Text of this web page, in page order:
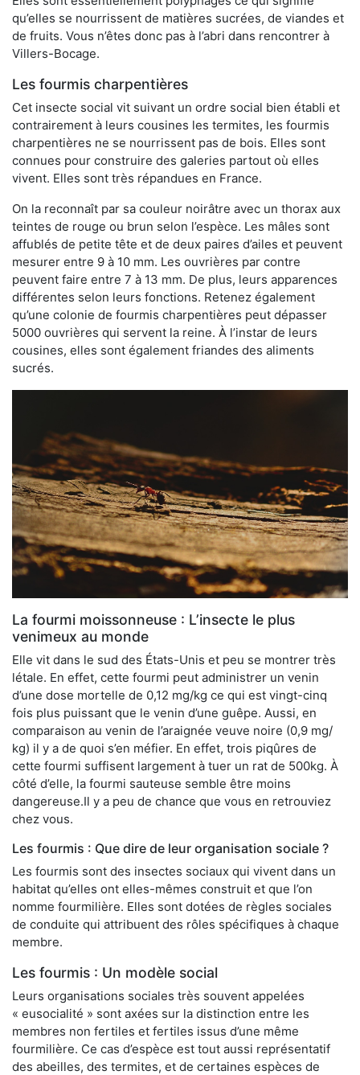
qu’elles se nourrissent de matières sucrées, de viandes et
de fruits. Vous n’êtes donc pas à l’abri dans rencontrer à
Villers-Bocage.
Les fourmis charpentières
Cet insecte social vit suivant un ordre social bien établi et
contrairement à leurs cousines les termites, les fourmis
charpentières ne se nourrissent pas de bois. Elles sont
connues pour construire des galeries partout où elles
vivent. Elles sont très répandues en France.
On la reconnaît par sa couleur noirâtre avec un thorax aux
teintes de rouge ou brun selon l’espèce. Les mâles sont
affublés de petite tête et de deux paires d’ailes et peuvent
mesurer entre 9 à 10 mm. Les ouvrières par contre
peuvent faire entre 7 à 13 mm. De plus, leurs apparences
différentes selon leurs fonctions. Retenez également
qu’une colonie de fourmis charpentières peut dépasser
5000 ouvrières qui servent la reine. À l’instar de leurs
cousines, elles sont également friandes des aliments
sucrés.
La fourmi moissonneuse : L’insecte le plus
venimeux au monde
Elle vit dans le sud des États-Unis et peu se montrer très
létale. En effet, cette fourmi peut administrer un venin
d’une dose mortelle de 0,12 mg/kg ce qui est vingt-cinq
fois plus puissant que le venin d’une guêpe. Aussi, en
comparaison au venin de l’araignée veuve noire (0,9 mg/
kg) il y a de quoi s’en méfier. En effet, trois piqûres de
cette fourmi suffisent largement à tuer un rat de 500kg. À
côté d’elle, la fourmi sauteuse semble être moins
dangereuse.Il y a peu de chance que vous en retrouviez
chez vous.
Les fourmis : Que dire de leur organisation sociale ?
Les fourmis sont des insectes sociaux qui vivent dans un
habitat qu’elles ont elles-mêmes construit et que l’on
nomme fourmilière. Elles sont dotées de règles sociales
de conduite qui attribuent des rôles spécifiques à chaque
membre.
Les fourmis : Un modèle social
Leurs organisations sociales très souvent appelées
« eusocialité » sont axées sur la distinction entre les
membres non fertiles et fertiles issus d’une même
fourmilière. Ce cas d’espèce est tout aussi représentatif
des abeilles, des termites, et de certaines espèces de